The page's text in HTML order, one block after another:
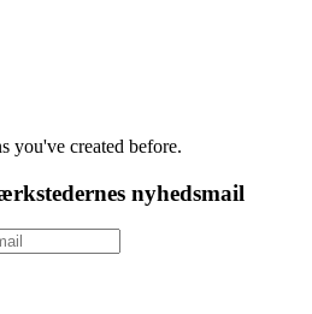
you've created before.
nyhedsmail